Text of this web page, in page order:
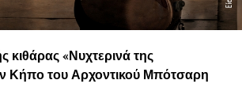
κιθάρας «Νυχτερινά της
Κήπο του Αρχοντικού Μπότσαρη